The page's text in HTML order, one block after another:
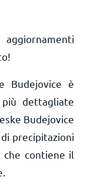
Budejovice è
più dettagliate
Budejovice
precipitazioni
contiene il